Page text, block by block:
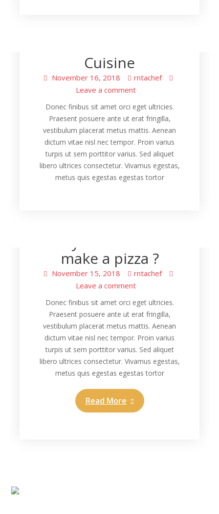
Cuisine
November 16, 2018
rntachef
Leave a comment
Donec finibus sit amet orci eget ultricies.
Praesent posuere ante ut erat fringilla,
vestibulum placerat metus mattis. Aenean
dictum vitae nisl nec tempor. Proin varius
turpis ut sem porttitor varius. Sed aliquet
libero ultrices consectetur. Vivamus egestas,
metus quis egestas egestas tortor
make a pizza ?
November 15, 2018
rntachef
Leave a comment
Donec finibus sit amet orci eget ultricies.
Praesent posuere ante ut erat fringilla,
vestibulum placerat metus mattis. Aenean
dictum vitae nisl nec tempor. Proin varius
turpis ut sem porttitor varius. Sed aliquet
libero ultrices consectetur. Vivamus egestas,
metus quis egestas egestas tortor
Read More